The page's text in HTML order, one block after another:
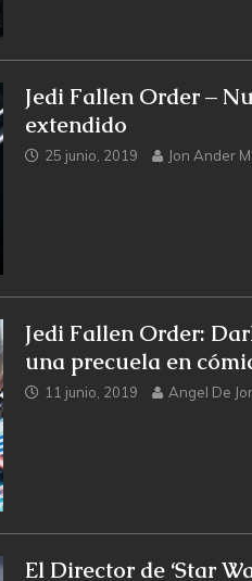
Jedi Fallen Order –
extendido
25 junio, 2019 Jon Ander
Jedi Fallen Order:
una precuela en
11 junio, 2019 Angel De
El Director de ‘Star